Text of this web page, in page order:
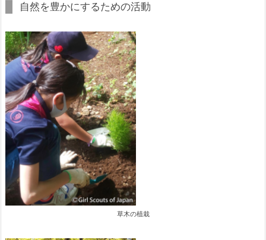
自然を豊かにするための活動
草木の植栽